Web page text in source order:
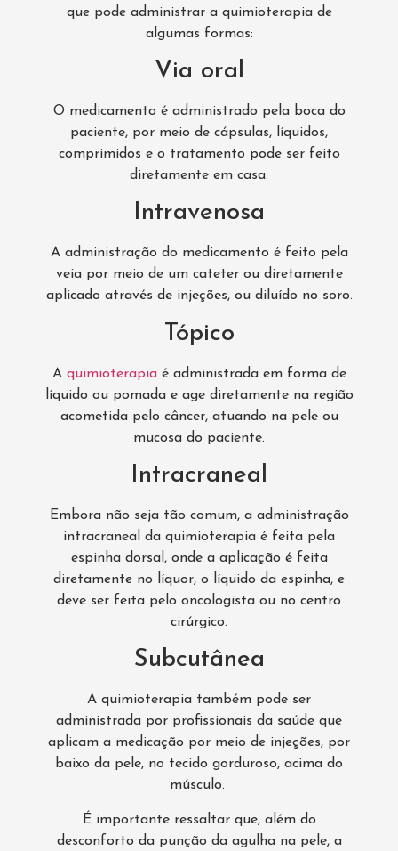
que pode administrar a quimioterapia de
algumas formas:
Via oral
O medicamento é administrado pela boca do
paciente, por meio de cápsulas, líquidos,
comprimidos e o tratamento pode ser feito
diretamente em casa.
Intravenosa
A administração do medicamento é feito pela
veia por meio de um cateter ou diretamente
aplicado através de injeções, ou diluído no soro.
Tópico
A quimioterapiaé administrada em forma de
líquido ou pomada e age diretamente na região
acometida pelo câncer, atuando na pele ou
mucosa do paciente.
Intracraneal
Embora não seja tão comum, a administração
intracraneal da quimioterapia é feita pela
espinha dorsal, onde a aplicação é feita
diretamente no líquor, o líquido da espinha, e
deve ser feita pelo oncologista ou no centro
cirúrgico.
Subcutânea
A quimioterapia também pode ser
administrada por profissionais da saúde que
aplicam a medicação por meio de injeções, por
baixo da pele, no tecido gorduroso, acima do
músculo.
É importante ressaltar que, além do
desconforto da punção da agulha na pele, a